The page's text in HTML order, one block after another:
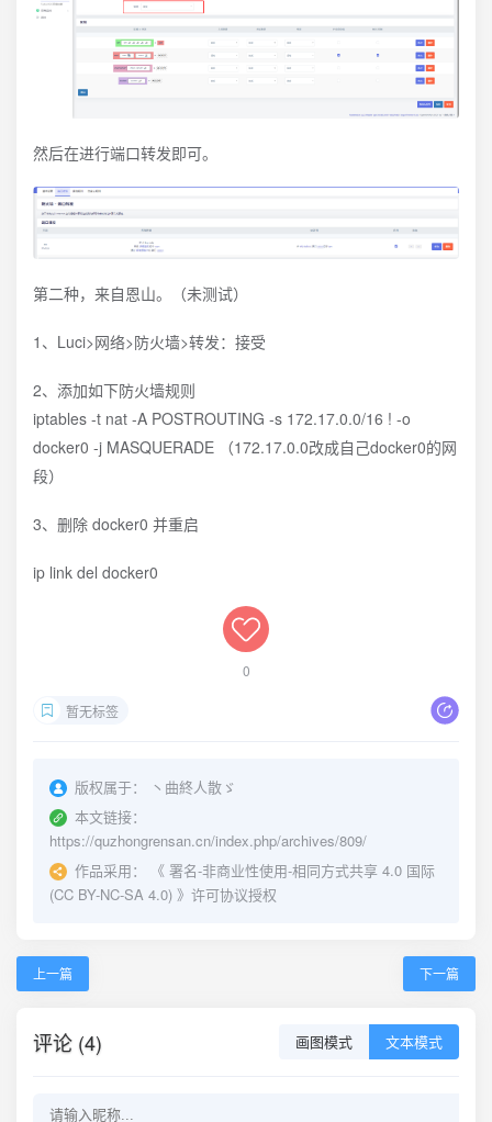
然后在进行端口转发即可。
第二种，来自恩山。（未测试）
1、Luci>网络>防火墙>转发：接受
2、添加如下防火墙规则
iptables -t nat -A POSTROUTING -s 172.17.0.0/16 ! -o
docker0 -j MASQUERADE （172.17.0.0改成自己docker0的网
段）
3、删除 docker0 并重启
ip link del docker0
0
暂无标签
版权属于：
丶曲終人散ゞ
本文链接：
https://quzhongrensan.cn/index.php/archives/809/
作品采用：
《 署名-非商业性使用-相同方式共享 4.0 国际
(CC BY-NC-SA 4.0) 》许可协议授权
上一篇 下一篇
评论 (4) 画图模式 文本模式